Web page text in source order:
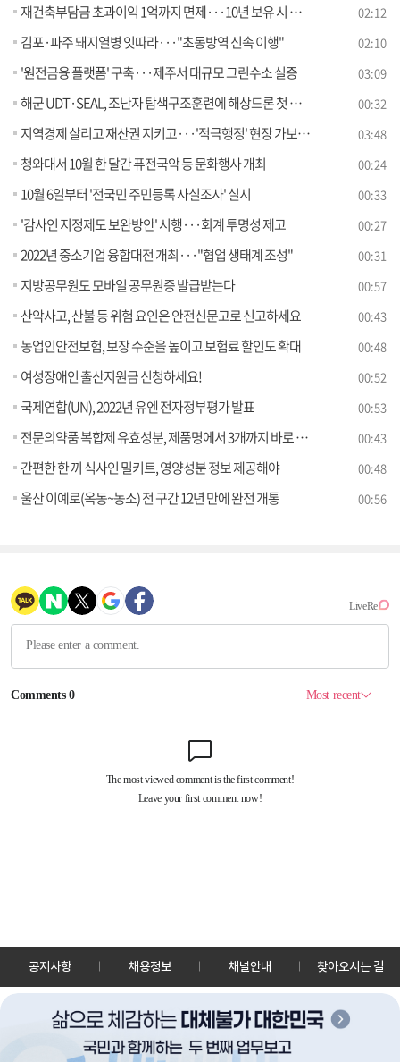
재건축부담금 초과이익 1억까지 면제···10년 보유 시 절반 감면 02:12
김포·파주 돼지열병 잇따라···"초동방역 신속 이행" 02:10
'원전금융 플랫폼' 구축···제주서 대규모 그린수소 실증 03:09
해군 UDT·SEAL, 조난자 탐색구조훈련에 해상드론 첫 활용 00:32
지역경제 살리고 재산권 지키고···'적극행정' 현장 가보니 [정책현장+] 03:48
청와대서 10월 한 달간 퓨전국악 등 문화행사 개최 00:24
10월 6일부터 '전국민 주민등록 사실조사' 실시 00:33
'감사인 지정제도 보완방안' 시행···회계 투명성 제고 00:27
2022년 중소기업 융합대전 개최···"협업 생태계 조성" 00:31
지방공무원도 모바일 공무원증 발급받는다 00:57
산악사고, 산불 등 위험 요인은 안전신문고로 신고하세요 00:43
농업인안전보험, 보장 수준을 높이고 보험료 할인도 확대 00:48
여성장애인 출산지원금 신청하세요! 00:52
국제연합(UN), 2022년 유엔 전자정부평가 발표 00:53
전문의약품 복합제 유효성분, 제품명에서 3개까지 바로 확인! 00:43
간편한 한 끼 식사인 밀키트, 영양성분 정보 제공해야 00:48
울산 이예로(옥동~농소) 전 구간 12년 만에 완전 개통 00:56
공지사항 채용정보 채널안내 찾아오시는 길
30128 세종특별자치시 정부2청사로 13 한국정책방송원 KTV
TEL: 044-204-8000
Copyrightⓒ KTV 국민방송 All Rights Reserved.